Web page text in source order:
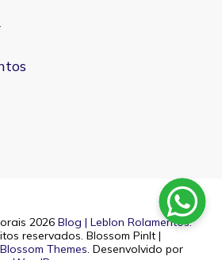
2026 Blog | Leblon Rolamentos.
reservados. Blossom PinIt |
Blossom Themes . Desenvolvido por